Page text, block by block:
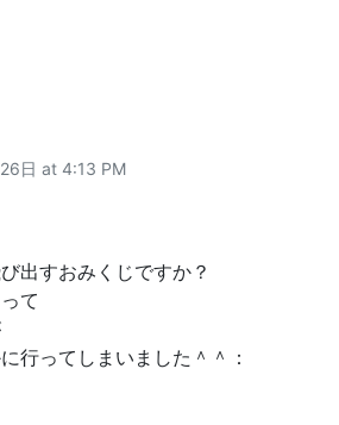
日 at 4:13 PM
出すおみくじですか？
て
行ってしまいました＾＾：